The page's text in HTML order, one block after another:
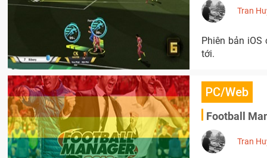
Tran
Phiên bản
tới.
PC/Web
Football
Tran